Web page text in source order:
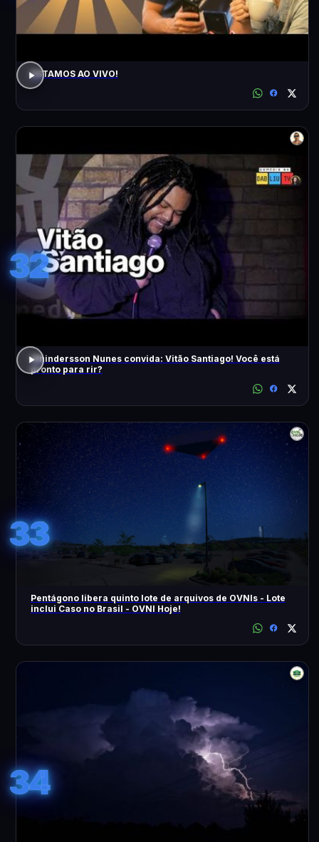
ESTAMOS AO VIVO!
32
Whindersson Nunes convida: Vitão Santiago! Você está
pronto para rir?
33
Pentágono libera quinto lote de arquivos de OVNIs - Lote
inclui Caso no Brasil - OVNI Hoje!
34